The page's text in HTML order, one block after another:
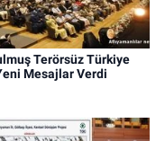
Terörsüz Türkiye
Mesajlar Verdi